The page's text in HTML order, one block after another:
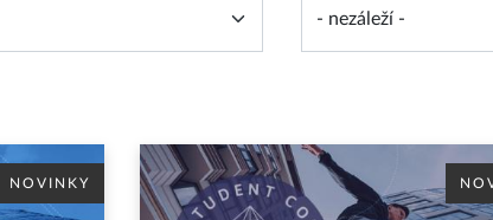
NOVINKY